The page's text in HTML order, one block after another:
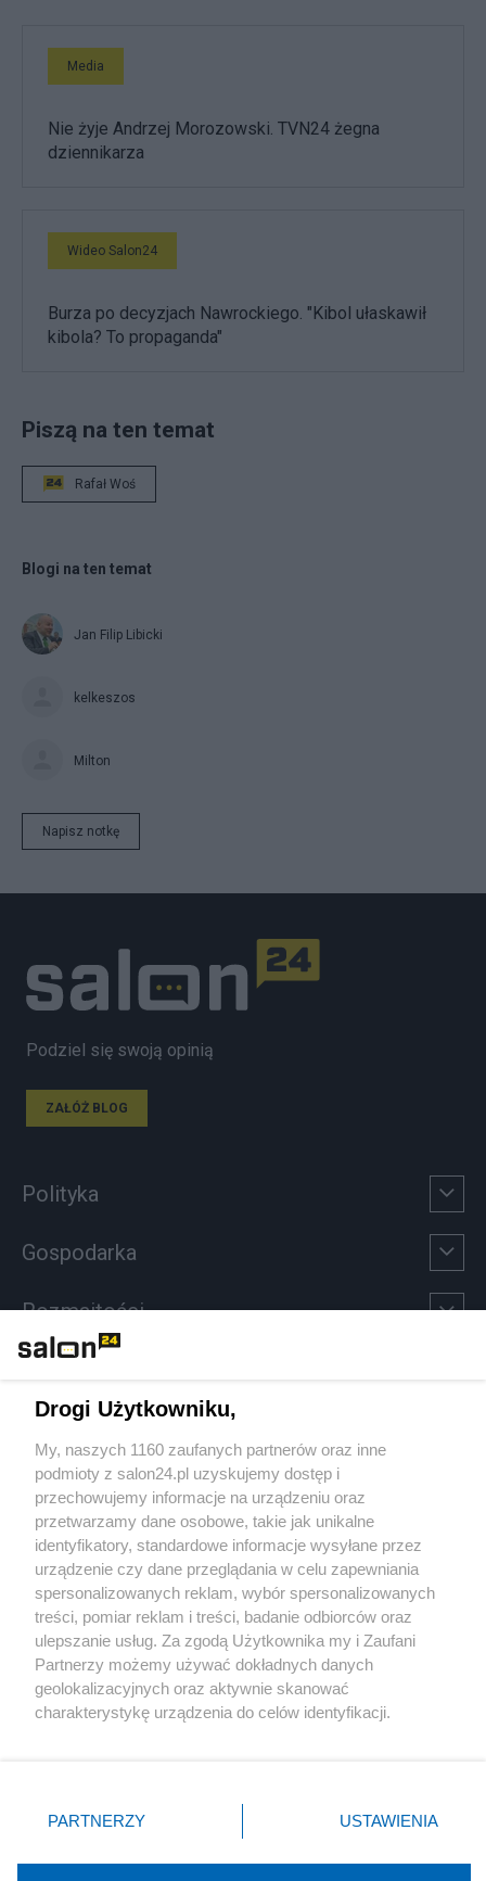
Media
Nie żyje Andrzej Morozowski. TVN24 żegna
dziennikarza
Wideo Salon24
Burza po decyzjach Nawrockiego. "Kibol ułaskawił
kibola? To propaganda"
Piszą na ten temat
Rafał Woś
Blogi na ten temat
Jan Filip Libicki
kelkeszos
Milton
Napisz notkę
Podziel się swoją opinią
ZAŁÓŻ BLOG
Polityka
Gospodarka
Rozmaitości
Sport
Społeczeństwo
Kultura
X Facebook Instagram Youtube
Drogi Użytkowniku,
My, naszych 1160 zaufanych partnerów oraz inne
podmioty z salon24.pl uzyskujemy dostęp i
przechowujemy informacje na urządzeniu oraz
przetwarzamy dane osobowe, takie jak unikalne
identyfikatory, standardowe informacje wysyłane przez
urządzenie czy dane przeglądania w celu zapewniania
spersonalizowanych reklam, wybór spersonalizowanych
treści, pomiar reklam i treści, badanie odbiorców oraz
ulepszanie usług. Za zgodą Użytkownika my i Zaufani
Partnerzy możemy używać dokładnych danych
geolokalizacyjnych oraz aktywnie skanować
charakterystykę urządzenia do celów identyfikacji.
zmienić/wycofać klikając przycisk ustawień prywatności
znajdujący się w lewym dolnym rogu strony
rodzaje przetwarzania danych nie wymagają zgody
PARTNERZY USTAWIENIA